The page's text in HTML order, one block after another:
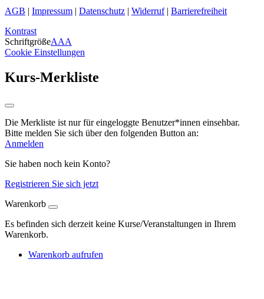
AGB | Impressum | Datenschutz | Widerruf| Barrierefreiheit
Kontrast
SchriftgrößeAAA
Cookie Einstellungen
Kurs-Merkliste
Die Merkliste ist nur für eingeloggte Benutzer*innen einsehbar.
Bitte melden Sie sich über den folgenden Button an:
Anmelden
Sie haben noch kein Konto?
Registrieren Sie sich jetzt
Warenkorb
Es befinden sich derzeit keine Kurse/Veranstaltungen in Ihrem
Warenkorb.
Warenkorb aufrufen